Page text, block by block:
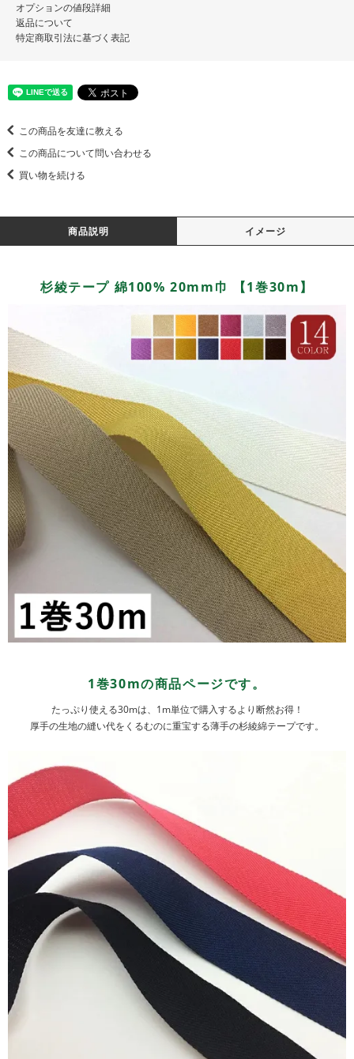
オプションの値段詳細
返品について
特定商取引法に基づく表記
この商品を友達に教える
この商品について問い合わせる
買い物を続ける
商品説明 イメージ
杉綾テープ 綿100% 20mm巾 【1巻30m】
1巻30mの商品ページです。
たっぷり使える30mは、1m単位で購入するより断然お得！
厚手の生地の縫い代をくるむのに重宝する薄手の杉綾綿テープです。